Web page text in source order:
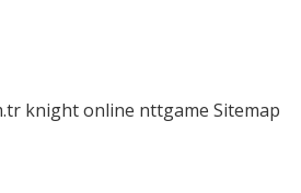
knight online nttgame Sitemap